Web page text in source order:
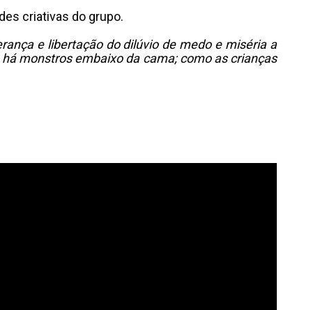
criativas do grupo.
e libertação do dilúvio de medo e miséria a
monstros embaixo da cama; como as crianças